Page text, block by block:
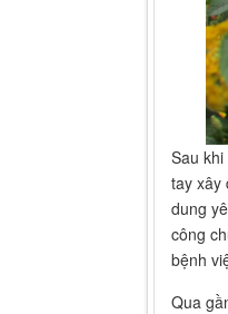
Sau
tay xây
dung
công
bệnh
Qua